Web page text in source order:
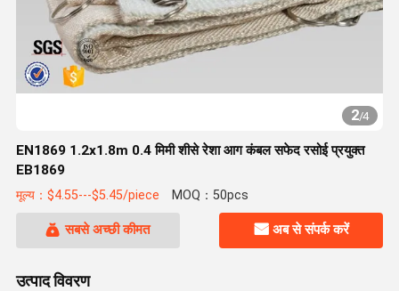
2/4
EN1869 1.2x1.8m 0.4 मिमी शीसे रेशा आग कंबल सफेद रसोई प्रयुक्त
EB1869
मूल्य：$4.55---$5.45/piece MOQ：50pcs
सबसे अच्छी कीमत अब से संपर्क करें
उत्पाद विवरण